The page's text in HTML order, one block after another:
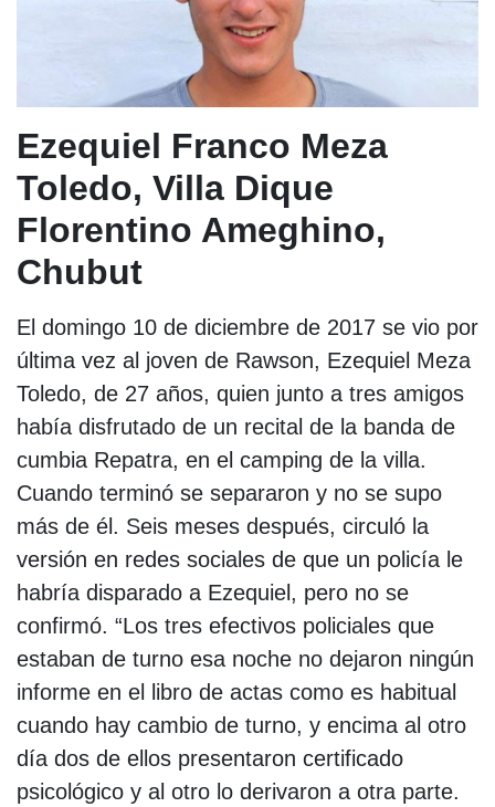
Ezequiel Franco Meza
Toledo, Villa Dique
Florentino Ameghino,
Chubut
El domingo 10 de diciembre de 2017 se vio por
última vez al joven de Rawson, Ezequiel Meza
Toledo, de 27 años, quien junto a tres amigos
había disfrutado de un recital de la banda de
cumbia Repatra, en el camping de la villa.
Cuando terminó se separaron y no se supo
más de él. Seis meses después, circuló la
versión en redes sociales de que un policía le
habría disparado a Ezequiel, pero no se
confirmó. “Los tres efectivos policiales que
estaban de turno esa noche no dejaron ningún
informe en el libro de actas como es habitual
cuando hay cambio de turno, y encima al otro
día dos de ellos presentaron certificado
psicológico y al otro lo derivaron a otra parte.